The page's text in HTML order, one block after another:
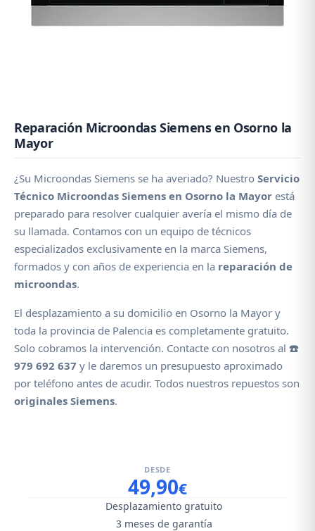
Reparación Microondas Siemens en Osorno la
Mayor
¿Su Microondas Siemens se ha averiado? Nuestro Servicio
Técnico Microondas Siemens en Osorno la Mayor está
preparado para resolver cualquier avería el mismo día de
su llamada. Contamos con un equipo de técnicos
especializados exclusivamente en la marca Siemens,
formados y con años de experiencia en la reparación de
microondas.
El desplazamiento a su domicilio en Osorno la Mayor y
toda la provincia de Palencia es completamente gratuito.
Solo cobramos la intervención. Contacte con nosotros al ☎️
979 692 637 y le daremos un presupuesto aproximado
por teléfono antes de acudir. Todos nuestros repuestos son
originales Siemens.
DESDE
49,90€
Desplazamiento gratuito
3 meses de garantía